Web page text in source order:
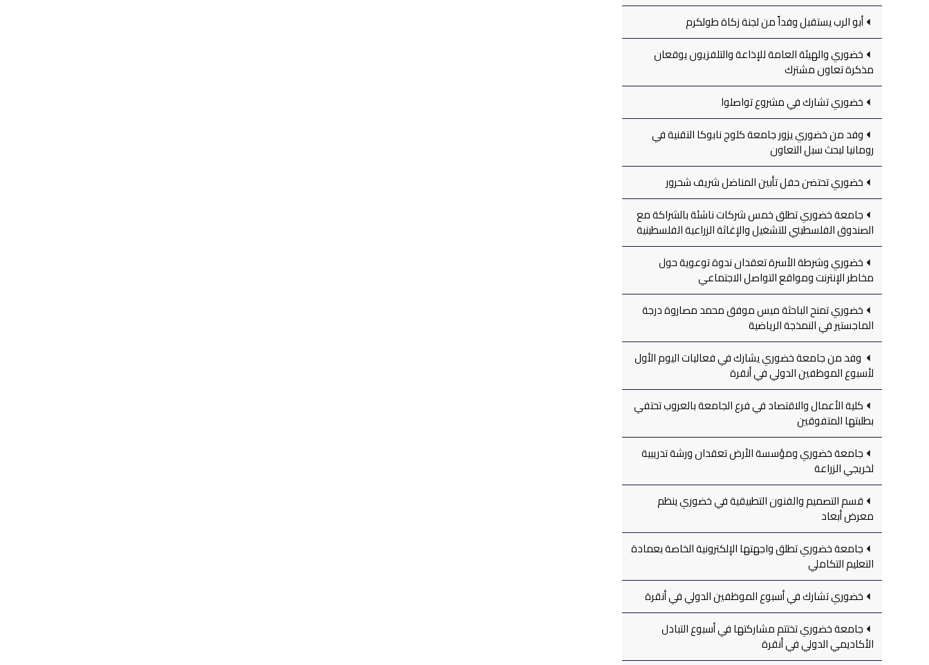
أبو الرب يستقبل وفداً من لجنة زكاة طولكرم
خضوري والهيئة العامة للإذاعة والتلفزيون يوقعان
مذكرة تعاون مشترك
خضوري تشارك في مشروع تواصلوا
وفد من خضوري يزور جامعة كلوج نابوكا التقنية في
رومانيا لبحث سبل التعاون
خضوري تحتضن حفل تأبين المناضل شريف شحرور
جامعة خضوري تطلق خمس شركات ناشئة بالشراكة مع
الصندوق الفلسطيني للتشغيل والإغاثة الزراعية الفلسطينية
خضوري وشرطة الأسرة تعقدان ندوة توعوية حول
مخاطر الإنترنت ومواقع التواصل الاجتماعي
خضوري تمنح الباحثة ميس موفق محمد مصاروة درجة
الماجستير في النمذجة الرياضية
وفد من جامعة خضوري يشارك في فعاليات اليوم الأول
لأسبوع الموظفين الدولي في أنقرة
كلية الأعمال والاقتصاد في فرع الجامعة بالعروب تحتفي
بطلبتها المتفوقين
جامعة خضوري ومؤسسة الأرض تعقدان ورشة تدريبية
لخريجي الزراعة
قسم التصميم والفنون التطبيقية في خضوري ينظم
معرض أبعاد
جامعة خضوري تطلق واجهتها الإلكترونية الخاصة بعمادة
التعليم التكاملي
خضوري تشارك في أسبوع الموظفين الدولي في أنقرة
جامعة خضوري تختتم مشاركتها في أسبوع التبادل
الأكاديمي الدولي في أنقرة